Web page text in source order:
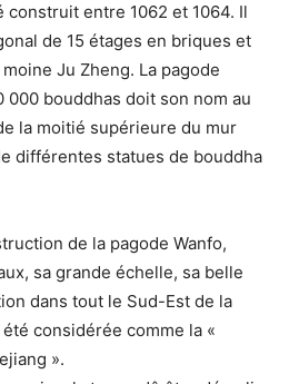
entre 1062 et 1064. Il
de 15 étages en briques et
Ju Zheng. La pagode
000 bouddhas doit son nom au
la moitié supérieure du mur
différentes statues de bouddha
de la pagode Wanfo,
sa grande échelle, sa belle
dans tout le Sud-Est de la
considérée comme la «
».